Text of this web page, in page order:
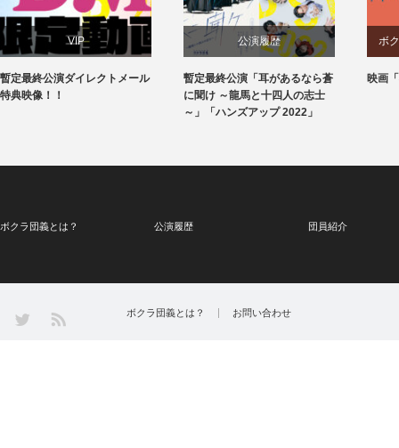
VIP
暫定最終公演ダイレクトメール
特典映像！！
公演履歴
暫定最終公演「耳があるなら蒼
に聞け ～龍馬と十四人の志士
～」「ハンズアップ 2022」
ボ
映画
ボクラ団義とは？ 公演履歴 団員紹介
Twitter ボクラ団義とは？ お問い合わせ